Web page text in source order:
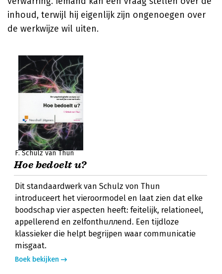
inhoud, terwijl hij eigenlijk zijn ongenoegen over
de werkwijze wil uiten.
F. Schulz van Thun
Hoe bedoelt u?
Dit standaardwerk van Schulz von Thun
introduceert het vieroormodel en laat zien dat elke
boodschap vier aspecten heeft: feitelijk, relationeel,
appellerend en zelfonthuллend. Een tijdloze
klassieker die helpt begrijpen waar communicatie
misgaat.
Boek bekijken